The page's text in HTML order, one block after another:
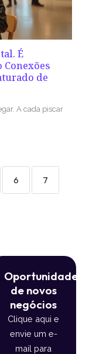
É
Conexões
de
A cada piscar
6 7
Oportunidade
de novos
negócios
Clique aqui e
envie um e-
mail para